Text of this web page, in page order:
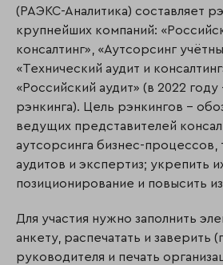
(РАЭКС-Аналитика) составляет
крупнейших компаний:
консалтинг», «Аутсорсинг
«Технический аудит и
«Российский аудит» (в 2022 году
рэнкинга). Цель рэнкингов –
ведущих представителей
аутсорсинга бизнес-процессов,
аудитов и экспертиз; укрепить
позиционирование и повысить
Для участия нужно заполнить
анкету, распечатать и заверить
руководителя и печать